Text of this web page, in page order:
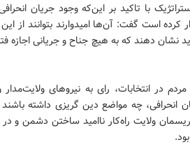
با تاکید بر این‌که وجود جریان
کرده است گفت: آن‌ها امیدوارند بتوانند از
نشان دهند که به هیچ جناح و جریانی اجازه
در انتخابات، رای به نیروهای
انحرافی، چه مواضع دین گریزی داشته باشند
ولایت راه‌کار ناامید ساختن دشمن و